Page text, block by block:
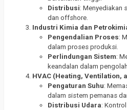
Distribusi: Menyediakan
dan offshore.
Industri Kimia dan
Pengendalian Proses:
dalam proses produksi.
Perlindungan Sistem:
keandalan dalam
HVAC (Heating, Ventilation,
Pengaturan Suhu:
dalam sistem pemanas
Distribusi Udara: